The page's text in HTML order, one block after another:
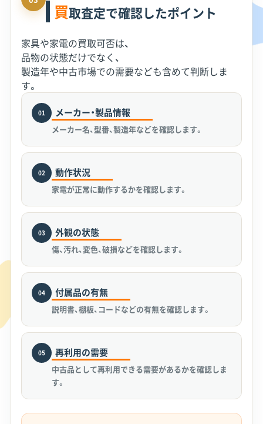
買取査定で確認したポイント
家具や家電の買取可否は、
品物の状態だけでなく、
製造年や中古市場での需要なども含めて判断しま
す。
01 メーカー・製品情報
メーカー名、型番、製造年などを確認します。
02 動作状況
家電が正常に動作するかを確認します。
03 外観の状態
傷、汚れ、変色、破損などを確認します。
04 付属品の有無
説明書、棚板、コードなどの有無を確認します。
05 再利用の需要
中古品として再利用できる需要があるかを確認しま
す。